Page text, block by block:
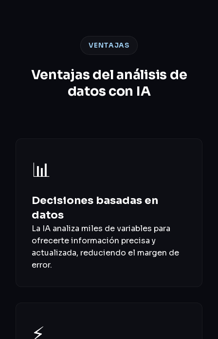
VENTAJAS
Ventajas del análisis de
datos con IA
📊
Decisiones basadas en
datos
La IA analiza miles de variables para
ofrecerte información precisa y
actualizada, reduciendo el margen de
error.
⚡